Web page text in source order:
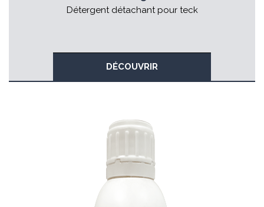
Détergent détachant pour teck
DÉCOUVRIR